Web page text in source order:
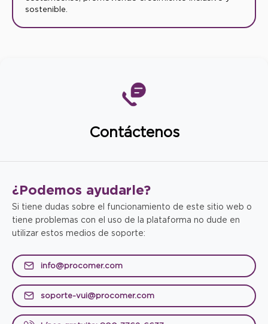
sostenible.
Contáctenos
¿Podemos ayudarle?
Si tiene dudas sobre el funcionamiento de este sitio web o
tiene problemas con el uso de la plataforma no dude en
utilizar estos medios de soporte:
info@procomer.com
soporte-vui@procomer.com